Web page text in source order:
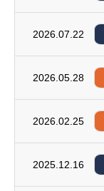
2026.07.22
2026.05.28
2026.02.25
2025.12.16